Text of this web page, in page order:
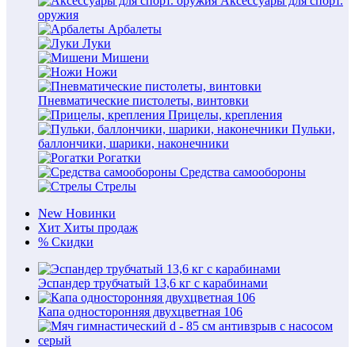
оружия
Арбалеты
Луки
Мишени
Ножи
Пневматические пистолеты, винтовки
Прицелы, крепления
Пульки,
баллончики, шарики, наконечники
Рогатки
Средства самообороны
Стрелы
New Новинки
Хит Хиты продаж
% Скидки
Эспандер трубчатый 13,6 кг с карабинами
Капа односторонняя двухцветная 106